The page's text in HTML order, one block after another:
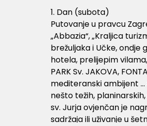
1. Dan (subota)
Putovanje u pravcu
„Abbazia“, „Kraljica
brežuljaka i Učke,
hotela, prelijepim
PARK Sv. JAKOVA,
mediteranski ambijent …
nešto težih,
sv. Jurja ovjenčan je
sadržaja ili uživanje u